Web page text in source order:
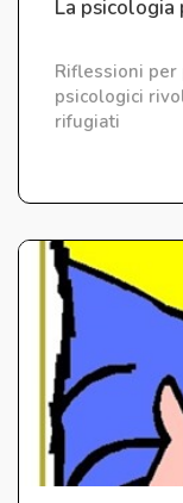
La
Riflessioni per
psicologici
rifugiati